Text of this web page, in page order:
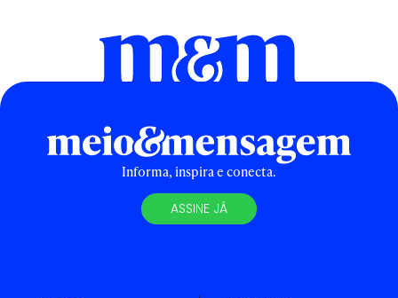
Informa, inspira e conecta.
ASSINE JÁ